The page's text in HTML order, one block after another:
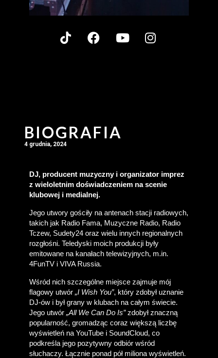
BIOGRAFIA
4 grudnia, 2024
DJ, producent muzyczny i organizator imprez
z wieloletnim doświadczeniem na scenie
klubowej i medialnej.
Jego utwory gościły na antenach stacji radiowych,
takich jak Radio Fama, Muzyczne Radio, Radio
Tczew, Sudety24 oraz wielu innych regionalnych
rozgłośni. Teledyski moich produkcji były
emitowane na kanałach telewizyjnych, m.in.
4FunTV i VIVA Russia.
Wśród nich szczególne miejsce zajmuje mój
flagowy utwór „I Wish You”, który zdobył uznanie
DJ-ów i był grany w klubach na całym świecie.
Jego utwór „All We Can Do Is” zdobył znaczną
popularność, gromadząc coraz większą liczbę
wyświetleń na YouTube i SoundCloud, co
podkreśla jego pozytywny odbiór wśród
słuchaczy. Łącznie ponad pół miliona wyświetleń.